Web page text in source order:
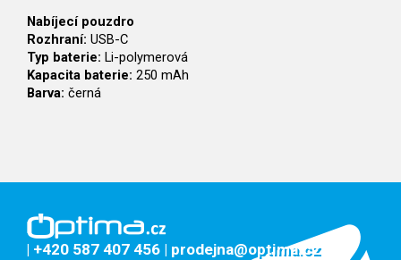
Nabíjecí pouzdro
Rozhraní: USB-C
Typ baterie: Li-polymerová
Kapacita baterie: 250 mAh
Barva: černá
| +420 587 407 456 | prodejna@optima.cz